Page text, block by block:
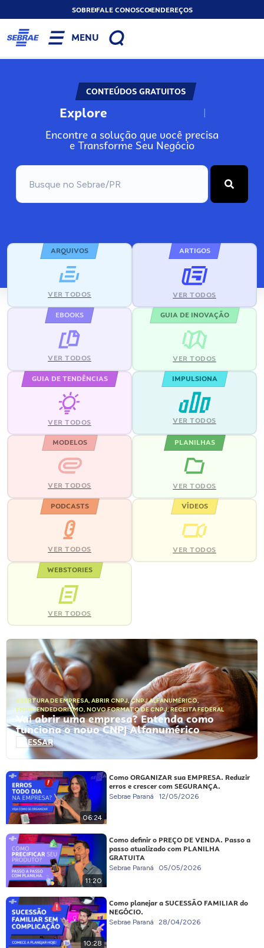
SOBREFALE CONOSCOENDEREÇOS
MENU
CONTEÚDOS GRATUITOS
Explore N
Encontre a solução que você precisa
e Transforme Seu Negócio
ARQUIVOS
VER TODOS
ARTIGOS
VER TODOS
EBOOKS
VER TODOS
GUIA DE INOVAÇÃO
VER TODOS
GUIA DE TENDÊNCIAS
VER TODOS
IMPULSIONA
VER TODOS
MODELOS
VER TODOS
PLANILHAS
VER TODOS
PODCASTS
VER TODOS
VÍDEOS
VER TODOS
WEBSTORIES
VER TODOS
ABERTURA DE EMPRESA, ABRIR CNPJ,CNPJ ALFANUMÉRICO,
EMPREENDEDORISMO, NOVO FORMATO DE CNPJ,RECEITA FEDERAL
Vai abrir uma empresa? Entenda como
funciona o novo CNPJ Alfanumérico
ACESSAR
06:24
Como ORGANIZAR sua EMPRESA. Reduzir
erros e crescer com SEGURANÇA.
Sebrae Paraná 12/05/2026
11:20
Como definir o PREÇO DE VENDA. Passo a
passo atualizado com PLANILHA
GRATUITA
Sebrae Paraná 05/05/2026
10:28
Como planejar a SUCESSÃO FAMILIAR do
NEGÓCIO.
Sebrae Paraná 28/04/2026